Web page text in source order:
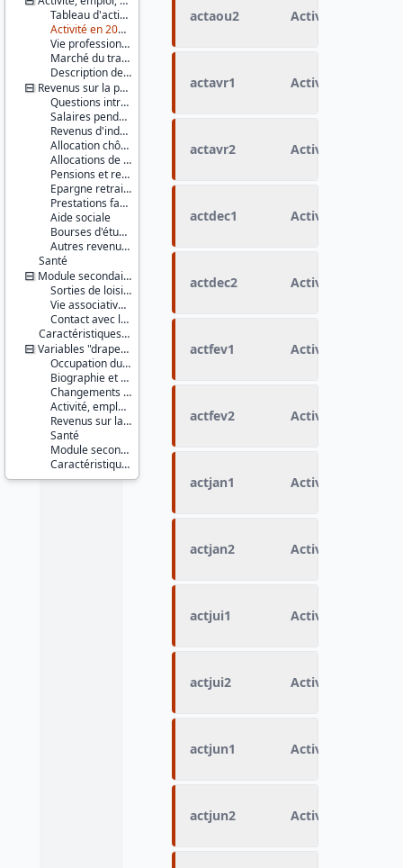
Tableau d'activité
Activité en 2005 et 2006
Vie professionnelle
Marché du travail
Description de l'activité ou ancienne activité
Revenus sur la période de référence
Questions introductives
Salaires pendant la période de référence
Revenus d'indépendants non salariés
Allocation chômage
Allocations de pré-retraite
Pensions et retraites
Epargne retraite
Prestations familiales
Aide sociale
Bourses d'études
Autres revenus et divers
Santé
Module secondaire : participation sociale
Sorties de loisirs
Vie associative et collective
Contact avec les proches
Caractéristiques d'enquête
Variables "drapeau"
Occupation du logement
Biographie et ressources culturelles
Changements récents et jeunes enfants
Activité, emploi, profession
Revenus sur la période de référence
Santé
Module secondaire
Caractéristiques d'enquête
actaou2 Activité courant
actavr1 Activité courant
actavr2 Activité courant
actdec1 Activité courant
actdec2 Activité courant
actfev1 Activité courant
actfev2 Activité courant
actjan1 Activité courant
actjan2 Activité courant
actjui1 Activité courant
actjui2 Activité courant
actjun1 Activité courant
actjun2 Activité courant